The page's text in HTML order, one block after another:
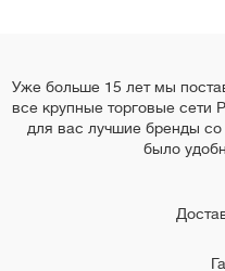
Уже больше 15 лет мы
все крупные торговые
для вас лучшие бренды
было